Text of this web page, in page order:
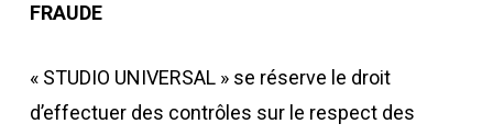
FRAUDE
« STUDIO UNIVERSAL » se réserve le droit
d’effectuer des contrôles sur le respect des